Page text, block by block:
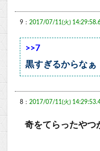
9： 2017/07/11(火)
>>7
黒すぎるからなぁ
8： 2017/07/11(火)
奇をてらったやつ